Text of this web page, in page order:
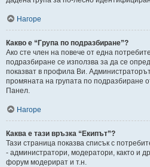
Нагоре
Какво е “Група по подразбиране”?
Ако сте член на повече от една
подразбиране се използва за да се
показват в профила Ви.
промяната на групата по подразбиране
Панел.
Нагоре
Каква е тази връзка “Екипът”?
Тази страница показва списък с
- администратори, модератори, както и
форум модерират и т.н.